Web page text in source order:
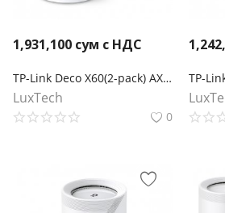
1,931,100 сум с НДС
TP-Link Deco X60(2-pack) AX5400 Mesh-система Wi-Fi 6
LuxTech
0